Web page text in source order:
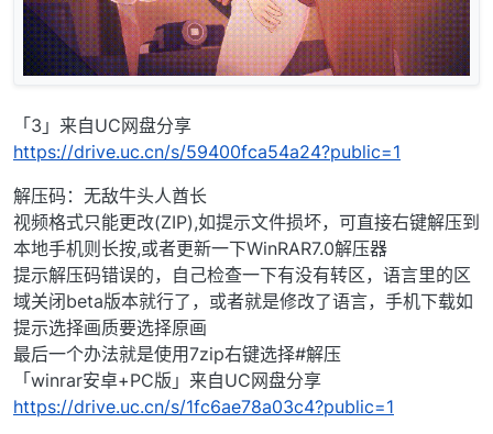
「3」来自UC网盘分享
https://drive.uc.cn/s/59400fca54a24?public=1
解压码：无敌牛头人酋长
视频格式只能更改(ZIP),如提示文件损坏，可直接右键解压到
本地手机则长按,或者更新一下WinRAR7.0解压器
提示解压码错误的，自己检查一下有没有转区，语言里的区
域关闭beta版本就行了，或者就是修改了语言，手机下载如
提示选择画质要选择原画
最后一个办法就是使用7zip右键选择#解压
「winrar安卓+PC版」来自UC网盘分享
https://drive.uc.cn/s/1fc6ae78a03c4?public=1